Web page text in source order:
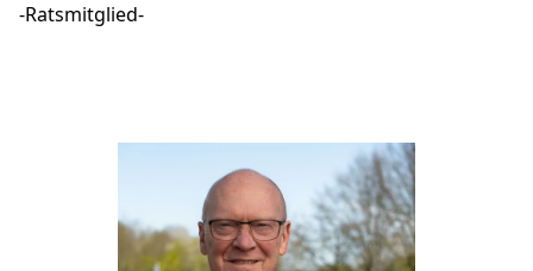
-Ratsmitglied-